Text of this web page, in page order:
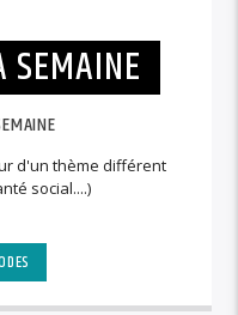
SEMAINE
d'un thème différent
social....)